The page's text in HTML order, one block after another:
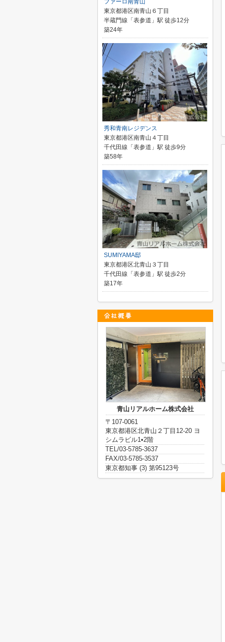
ファーロ南青山
東京都港区南青山６丁目
半蔵門線「表参道」駅 徒歩12分
築24年
秀和青南レジデンス
東京都港区南青山４丁目
千代田線「表参道」駅 徒歩9分
築58年
SUMIYAMA邸
東京都港区北青山３丁目
千代田線「表参道」駅 徒歩2分
築17年
青山リアルホーム株式会社
〒107-0061
東京都港区北青山２丁目12-20 ヨ
シムラビル1•2階
TEL/03-5785-3637
FAX/03-5785-3537
東京都知事 (3) 第95123号